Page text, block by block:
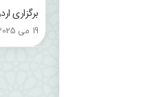
برگزاری
19 می 2025